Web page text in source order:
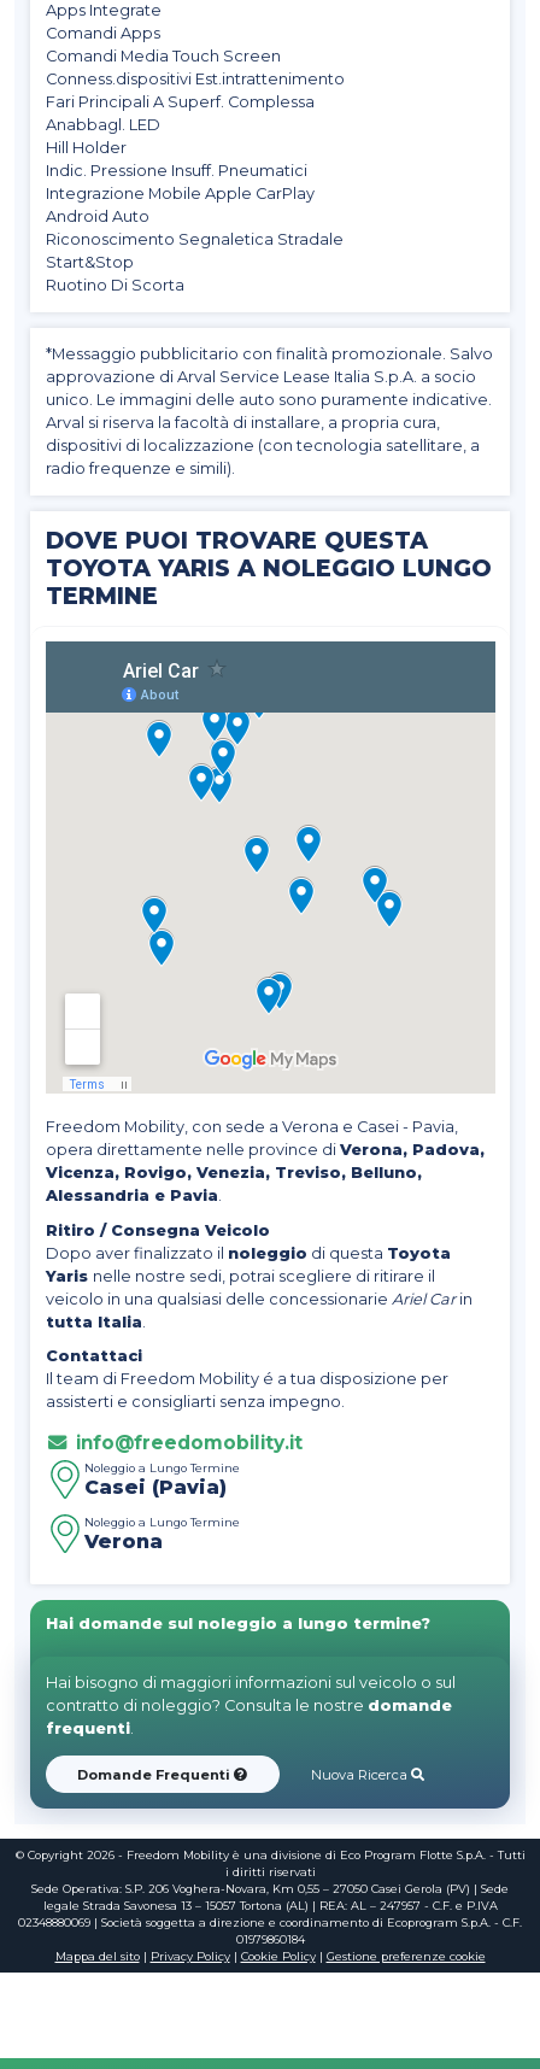
Apps Integrate
Comandi Apps
Comandi Media Touch Screen
Conness.dispositivi Est.intrattenimento
Fari Principali A Superf. Complessa
Anabbagl. LED
Hill Holder
Indic. Pressione Insuff. Pneumatici
Integrazione Mobile Apple CarPlay
Android Auto
Riconoscimento Segnaletica Stradale
Start&Stop
Ruotino Di Scorta
*Messaggio pubblicitario con finalità promozionale. Salvo
approvazione di Arval Service Lease Italia S.p.A. a socio
unico. Le immagini delle auto sono puramente indicative.
Arval si riserva la facoltà di installare, a propria cura,
dispositivi di localizzazione (con tecnologia satellitare, a
radio frequenze e simili).
DOVE PUOI TROVARE QUESTA
TOYOTA YARIS A NOLEGGIO LUNGO
TERMINE
Freedom Mobility, con sede a Verona e Casei - Pavia,
opera direttamente nelle province di Verona, Padova,
Vicenza, Rovigo, Venezia, Treviso, Belluno,
Alessandria e Pavia.
Ritiro / Consegna Veicolo
Dopo aver finalizzato il noleggio di questa Toyota
Yaris nelle nostre sedi, potrai scegliere di ritirare il
veicolo in una qualsiasi delle concessionarie Ariel Carin
tutta Italia
Contattaci
Il team di Freedom Mobility é a tua disposizione per
assisterti e consigliarti senza impegno.
info@freedomobility.it
Noleggio a Lungo Termine
Casei (Pavia)
Noleggio a Lungo Termine
Verona
Hai domande sul noleggio a lungo termine?
Hai bisogno di maggiori informazioni sul veicolo o sul
contratto di noleggio? Consulta le nostre domande
frequenti.
Domande Frequenti Nuova Ricerca
© Copyright 2026 - Freedom Mobility è una divisione di Eco Program Flotte S.p.A. - Tutti
i diritti riservati
Sede Operativa: S.P. 206 Voghera-Novara, Km 0,55 – 27050 Casei Gerola (PV) | Sede
legale Strada Savonesa 13 – 15057 Tortona (AL) | REA: AL – 247957 - C.F. e P.IVA
02348880069 | Società soggetta a direzione e coordinamento di Ecoprogram S.p.A. - C.F.
01979860184
Mappa del sito| Privacy Policy| Cookie Policy| Gestione preferenze cookie